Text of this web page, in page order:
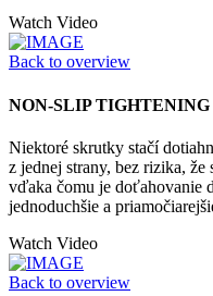
Watch Video
Back to overview
NON-SLIP TIGHTENING
Niektoré skrutky stačí
z jednej strany, bez rizika, že
vďaka čomu je doťahovanie
jednoduchšie a
Watch Video
Back to overview